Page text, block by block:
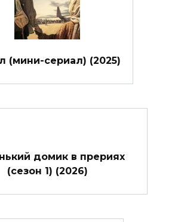
(мини-сериал) (2025)
домик в прериях
(сезон 1) (2026)